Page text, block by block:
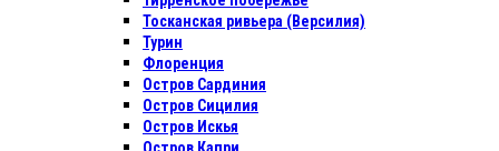
Тосканская ривьера (Версилия)
Турин
Флоренция
Остров Сардиния
Остров Сицилия
Остров Искья